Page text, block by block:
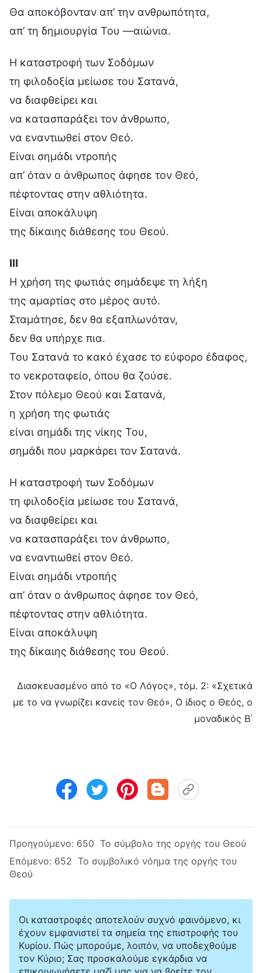
Θα αποκόβονταν απ’ την ανθρωπότητα,
απ’ τη δημιουργία Του —αιώνια.
Η καταστροφή των Σοδόμων
τη φιλοδοξία μείωσε του Σατανά,
να διαφθείρει και
να κατασπαράξει τον άνθρωπο,
να εναντιωθεί στον Θεό.
Είναι σημάδι ντροπής
απ’ όταν ο άνθρωπος άφησε τον Θεό,
πέφτοντας στην αθλιότητα.
Είναι αποκάλυψη
της δίκαιης διάθεσης του Θεού.
Ⅲ
Η χρήση της φωτιάς σημάδεψε τη λήξη
της αμαρτίας στο μέρος αυτό.
Σταμάτησε, δεν θα εξαπλωνόταν,
δεν θα υπήρχε πια.
Του Σατανά το κακό έχασε το εύφορο έδαφος,
το νεκροταφείο, όπου θα ζούσε.
Στον πόλεμο Θεού και Σατανά,
η χρήση της φωτιάς
είναι σημάδι της νίκης Του,
σημάδι που μαρκάρει τον Σατανά.
Η καταστροφή των Σοδόμων
τη φιλοδοξία μείωσε του Σατανά,
να διαφθείρει και
να κατασπαράξει τον άνθρωπο,
να εναντιωθεί στον Θεό.
Είναι σημάδι ντροπής
απ’ όταν ο άνθρωπος άφησε τον Θεό,
πέφτοντας στην αθλιότητα.
Είναι αποκάλυψη
της δίκαιης διάθεσης του Θεού.
Διασκευασμένο από το «Ο Λόγος», τόμ. 2: «Σχετικά
με το να γνωρίζει κανείς τον Θεό», Ο ίδιος ο Θεός, ο
μοναδικός Β΄
Προηγούμενο: 650 Το σύμβολο της οργής του Θεού
Επόμενο: 652 Το συμβολικό νόημα της οργής του
Θεού
Οι καταστροφές αποτελούν συχνό φαινόμενο, κι
έχουν εμφανιστεί τα σημεία της επιστροφής του
Κυρίου. Πώς μπορούμε, λοιπόν, να υποδεχθούμε
τον Κύριο; Σας προσκαλούμε εγκάρδια να